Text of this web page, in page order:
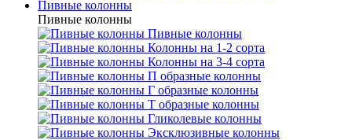
Пивные колонны
Пивные колонны
Пивные колонны
Колонны на 1-2 сорта
Колонны на 3-4 сорта
П образные колонны
Г образные колонны
Т образные колонны
Гликолевые колонны
Эксклюзивные колонны